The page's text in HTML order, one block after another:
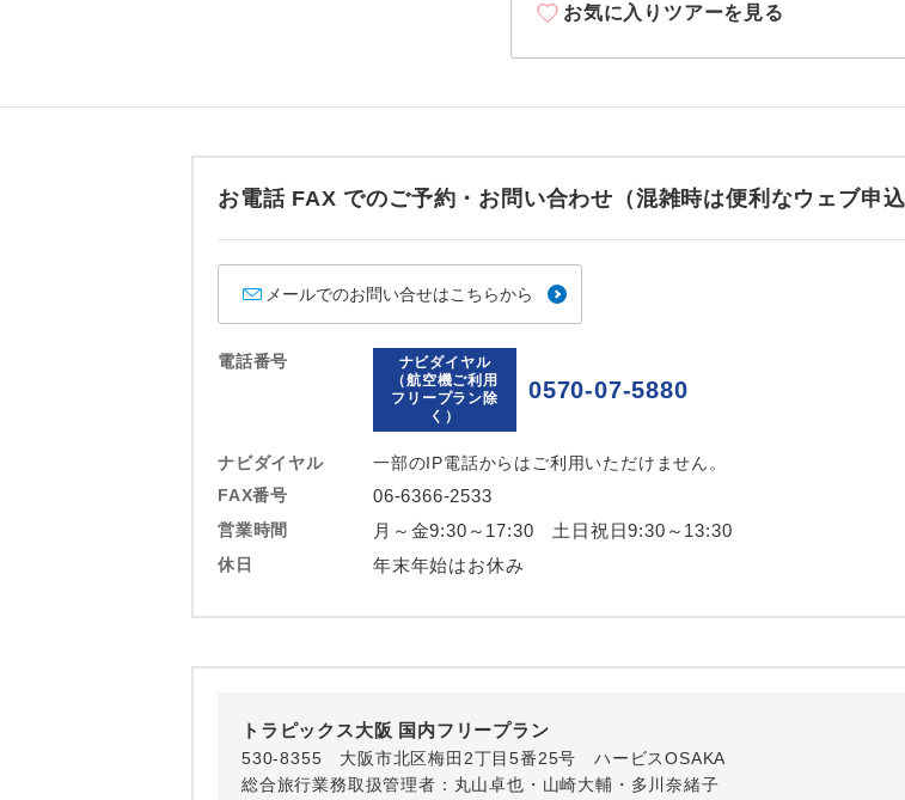
お気に入りツアーを見る
お電話 FAX でのご予約・お問い合わせ（混雑時は便利なウェブ申
メールでのお問い合せはこちらから
電話番号
ナビダイヤル
（航空機ご利用
フリープラン除
く）
0570-07-5880
ナビダイヤル
一部のIP電話からはご利用いただけません。
FAX番号
06-6366-2533
営業時間 月～金9:30～17:30 土日祝日9:30～13:30
休日 年末年始はお休み
トラピックス大阪 国内フリープラン
530-8355 大阪市北区梅田2丁目5番25号 ハービスOSAKA
総合旅行業務取扱管理者：丸山卓也・山崎大輔・多川奈緒子
航空会社指定
利用航空会社が指定なので